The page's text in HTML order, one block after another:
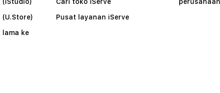
lama ke
Pusat layanan iServe